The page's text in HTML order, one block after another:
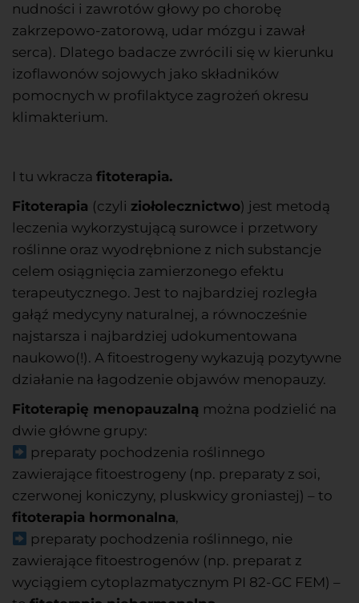
nudności i zawrotów głowy po chorobę
zakrzepowo-zatorową, udar mózgu i zawał
serca). Dlatego badacze zwrócili się w kierunku
izoflawonów sojowych jako składników
pomocnych w profilaktyce zagrożeń okresu
klimakterium.
I tu wkracza fitoterapia.
Fitoterapia (czyli ziołolecznictwo) jest metodą
leczenia wykorzystującą surowce i przetwory
roślinne oraz wyodrębnione z nich substancje
celem osiągnięcia zamierzonego efektu
terapeutycznego. Jest to najbardziej rozległa
gałąź medycyny naturalnej, a równocześnie
najstarsza i najbardziej udokumentowana
naukowo(!). A fitoestrogeny wykazują pozytywne
działanie na łagodzenie objawów menopauzy.
Fitoterapię menopauzalną można podzielić na
dwie główne grupy:
preparaty pochodzenia roślinnego
zawierające fitoestrogeny (np. preparaty z soi,
czerwonej koniczyny, pluskwicy groniastej) – to
fitoterapia hormonalna,
preparaty pochodzenia roślinnego, nie
zawierające fitoestrogenów (np. preparat z
wyciągiem cytoplazmatycznym PI 82-GC FEM) –